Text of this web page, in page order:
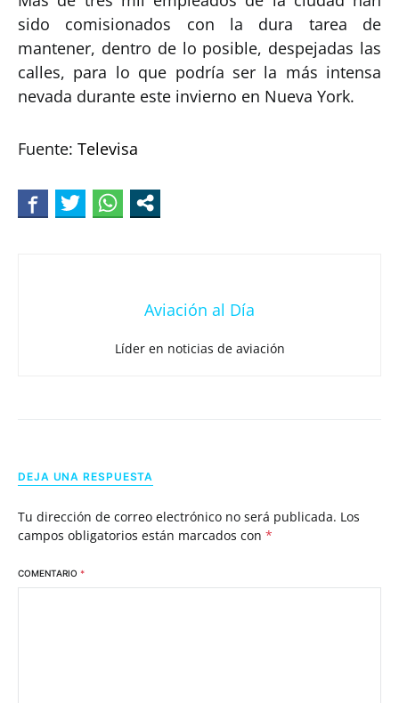
sido comisionados con la dura tarea de
mantener, dentro de lo posible, despejadas las
calles, para lo que podría ser la más intensa
nevada durante este invierno en Nueva York.
Fuente: Televisa
Aviación al Día
Líder en noticias de aviación
DEJA UNA RESPUESTA
Tu dirección de correo electrónico no será publicada. Los
campos obligatorios están marcados con *
COMENTARIO *